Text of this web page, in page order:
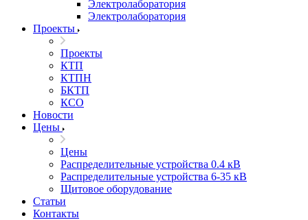
Электролаборатория
Электролаборатория
Проекты
Проекты
КТП
КТПН
БКТП
КСО
Новости
Цены
Цены
Распределительные устройства 0.4 кВ
Распределительные устройства 6-35 кВ
Щитовое оборудование
Статьи
Контакты